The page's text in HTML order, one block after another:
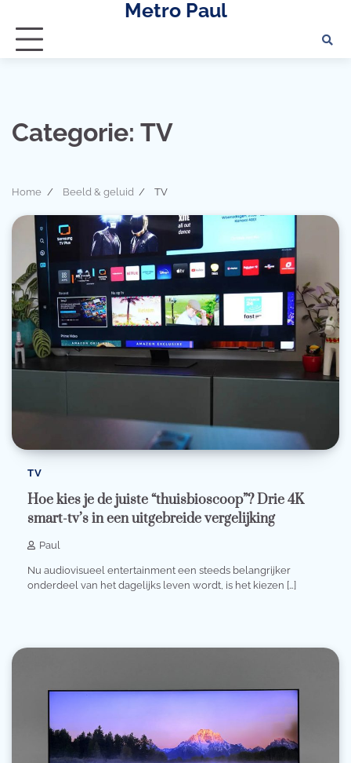
content
Metro Paul
Categorie: TV
Home Beeld & geluid TV
TV
Hoe kies je de juiste “thuisbioscoop”? Drie 4K
smart-tv’s in een uitgebreide vergelijking
Paul
Nu audiovisueel entertainment een steeds belangrijker
onderdeel van het dagelijks leven wordt, is het kiezen […]